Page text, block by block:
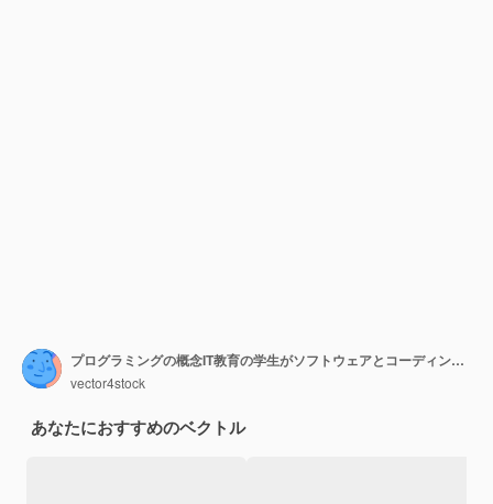
プログラミングの概念IT教育の学生がソフトウェアとコーディングアプリケーションを作成するITプロジェクトのJavaスクリプトWebサイトインターフェイスのデジタル技術開発ベクトル図
vector4stock
あなたにおすすめのベクトル